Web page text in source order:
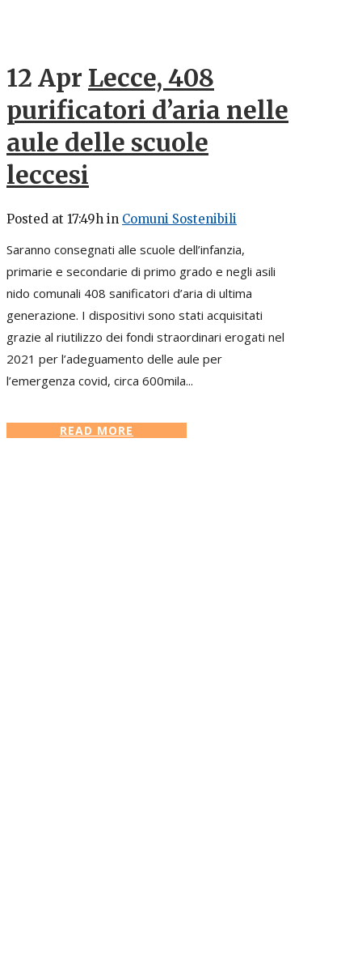
12 Apr Lecce, 408
purificatori d’aria nelle
aule delle scuole
leccesi
Posted at 17:49h in Comuni Sostenibili
Saranno consegnati alle scuole dell’infanzia,
primarie e secondarie di primo grado e negli asili
nido comunali 408 sanificatori d’aria di ultima
generazione. I dispositivi sono stati acquisitati
grazie al riutilizzo dei fondi straordinari erogati nel
2021 per l’adeguamento delle aule per
l’emergenza covid, circa 600mila...
READ MORE